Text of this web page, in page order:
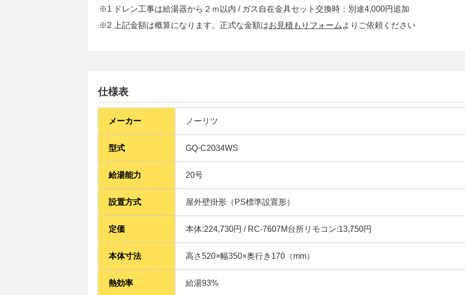
※1 ドレン工事は給湯器から２ｍ以内 / ガス自在金具セット交換時：別途4,000円追加
※2 上記金額は概算になります。正式な金額はお見積もりフォーム よりご依頼ください
仕様表
メーカー ノーリツ
型式 GQ-C2034WS
給湯能力 20号
設置方式 屋外壁掛形（PS標準設置形）
定価 本体:224,730円 / RC-7607M台所リモコン:13,750円
本体寸法 高さ520×幅350×奥行き170（mm）
熱効率 給湯93%